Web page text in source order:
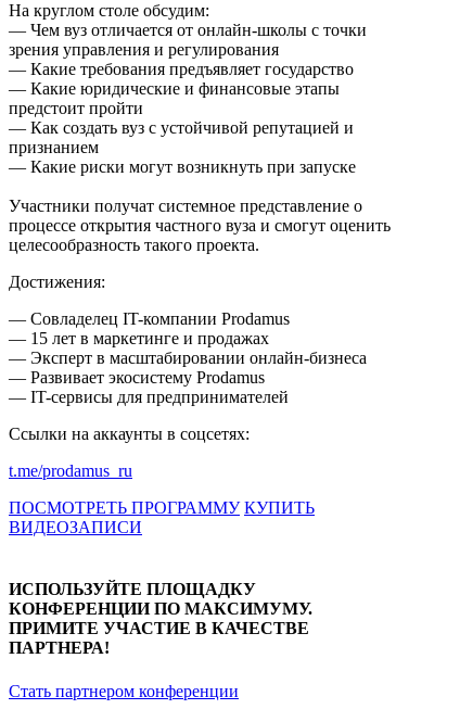
На круглом столе обсудим:
— Чем вуз отличается от онлайн-школы с точки
зрения управления и регулирования
— Какие требования предъявляет государство
— Какие юридические и финансовые этапы
предстоит пройти
— Как создать вуз с устойчивой репутацией и
признанием
— Какие риски могут возникнуть при запуске
Участники получат системное представление о
процессе открытия частного вуза и смогут оценить
целесообразность такого проекта.
Достижения:
— Совладелец IT-компании Prodamus
— 15 лет в маркетинге и продажах
— Эксперт в масштабировании онлайн-бизнеса
— Развивает экосистему Prodamus
— IT-сервисы для предпринимателей
Ссылки на аккаунты в соцсетях:
t.me/prodamus_ru
ПОСМОТРЕТЬ ПРОГРАММУ КУПИТЬ
ВИДЕОЗАПИСИ
ИСПОЛЬЗУЙТЕ ПЛОЩАДКУ
КОНФЕРЕНЦИИ ПО МАКСИМУМУ.
ПРИМИТЕ УЧАСТИЕ В КАЧЕСТВЕ
ПАРТНЕРА!
Стать партнером конференции